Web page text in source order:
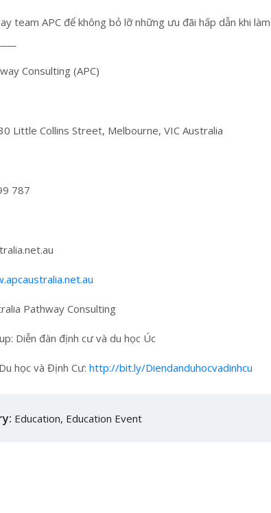
team APC để không bỏ lỡ những ưu đãi hấp dẫn khi
Consulting (APC)
Little Collins Street, Melbourne, VIC Australia
787
Pathway Consulting
Diễn đàn định cư và du học Úc
học và Định Cư: http://bit.ly/Diendanduhocvadinhcu
Education, Education Event